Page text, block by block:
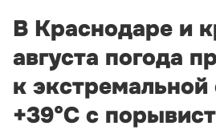
В Краснодаре и
августа погода
к экстремальной
+39°С с